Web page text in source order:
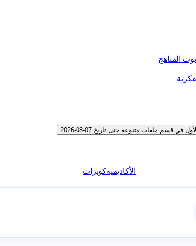
بوت المناهج
ملفات متنوعة حتى تاريخ 07-08-2026
الأكاديميةكويزات